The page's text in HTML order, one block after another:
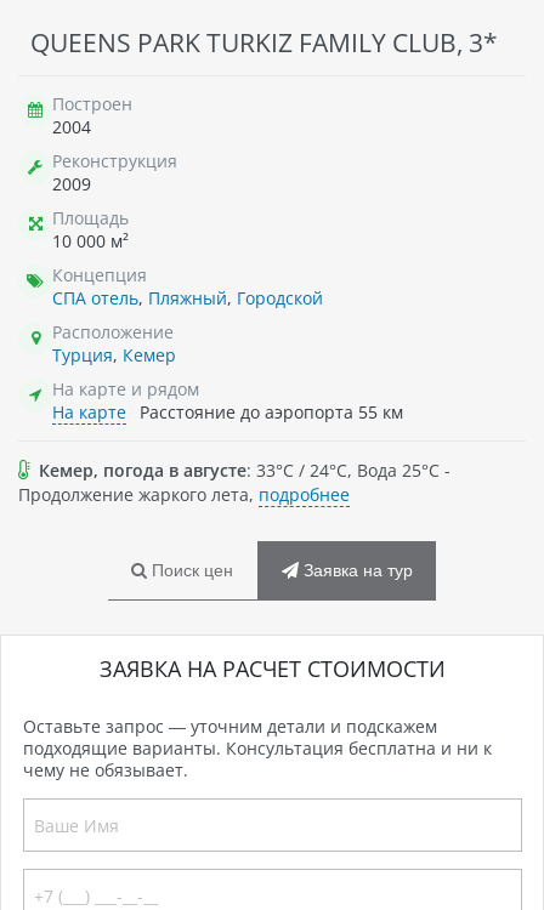
QUEENS PARK TURKIZ FAMILY CLUB, 3*
Построен
2004
Реконструкция
2009
Площадь
10 000 м²
Концепция
СПА отель, Пляжный, Городской
Расположение
Турция, Кемер
На карте и рядом
На карте
Расстояние до аэропорта 55 км
Кемер, погода в августе: 33°C / 24°C, Вода 25°C -
Продолжение жаркого лета, подробнее
Поиск цен Заявка на тур
ЗАЯВКА НА РАСЧЕТ СТОИМОСТИ
Оставьте запрос — уточним детали и подскажем
подходящие варианты. Консультация бесплатна и ни к
чему не обязывает.